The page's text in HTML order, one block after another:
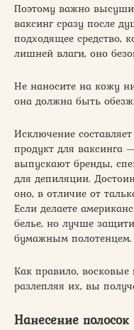
Поэтому важно
ваксинг сразу после
подходящее средство,
лишней влаги, оно
Не наносите на кожу
она должна быть
Исключение
продукт для ваксинга
выпускают бренды,
для депиляции.
оно, в отличие от
Если делаете
белье, но лучше
бумажным полотенцем.
Как правило,
разлепляя их, вы
Нанесение полосок